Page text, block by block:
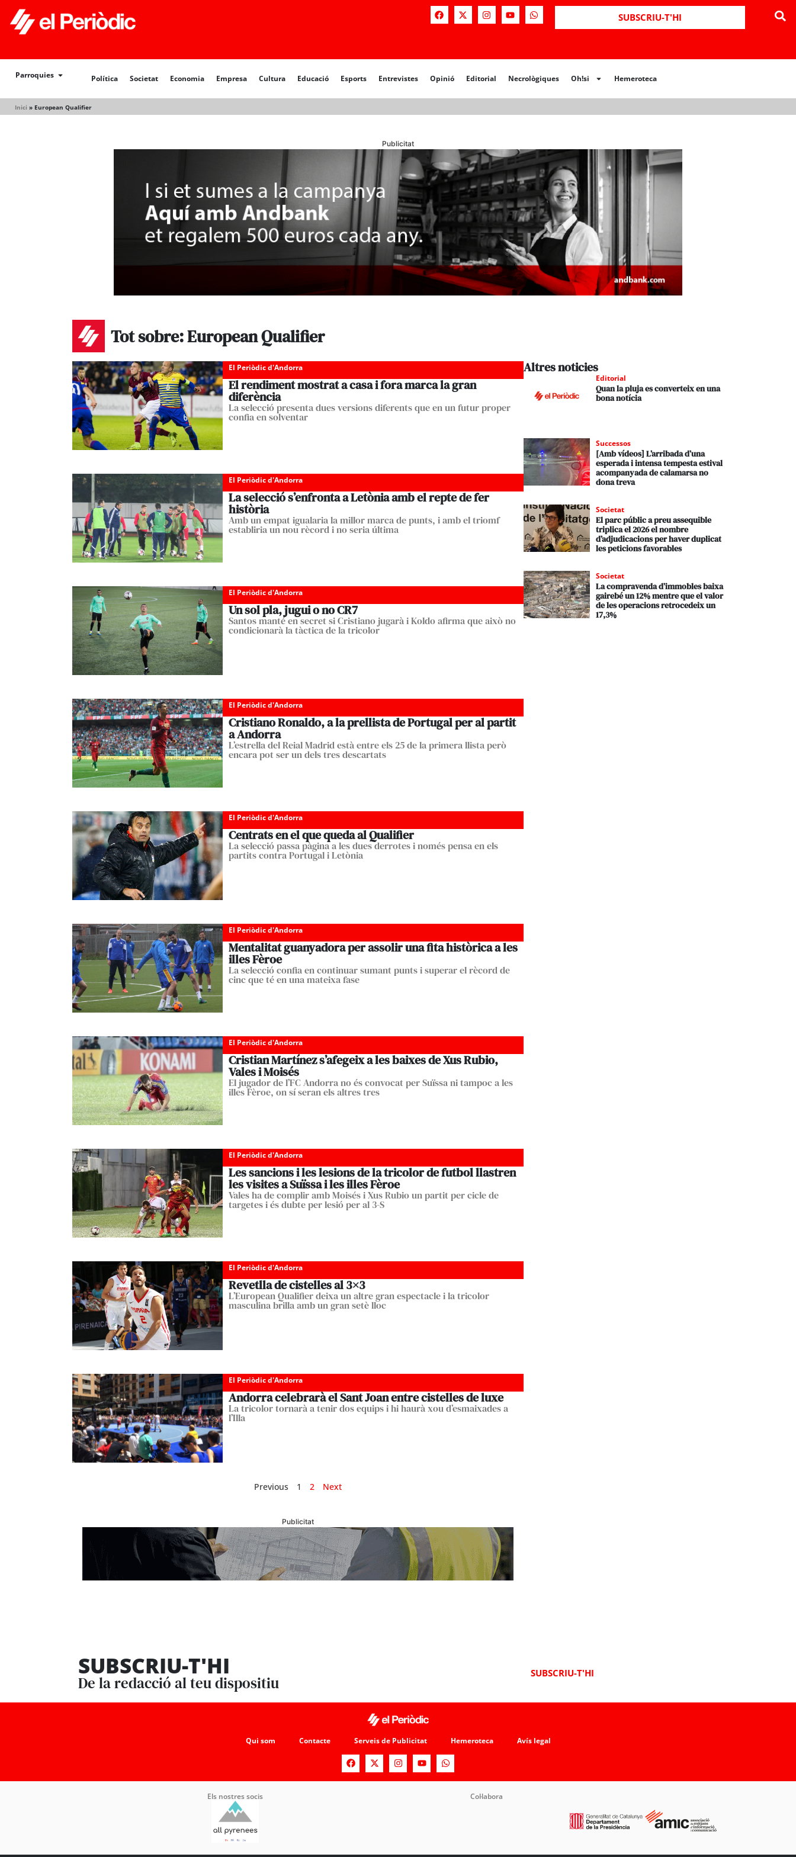
SUBSCRIU-T'HI
Parroquies Política Societat Economia Empresa Cultura Educació Esports Entrevistes Opinió Editorial Necrològiques Oh!si Hemeroteca
Inici » European Qualifier
Política Societat Opinió Editorial Necrològiques Hemeroteca
Publicitat
Tot sobre: European Qualifier
El Periòdic d'Andorra
El rendiment mostrat a casa i fora marca la gran
diferència
La selecció presenta dues versions diferents que en un futur proper
confia en solventar
El Periòdic d'Andorra
La selecció s’enfronta a Letònia amb el repte de fer
història
Amb un empat igualaria la millor marca de punts, i amb el triomf
establiria un nou rècord i no seria última
El Periòdic d'Andorra
Un sol pla, jugui o no CR7
Santos manté en secret si Cristiano jugarà i Koldo afirma que això no
condicionarà la tàctica de la tricolor
El Periòdic d'Andorra
Cristiano Ronaldo, a la prellista de Portugal per al partit
a Andorra
L’estrella del Reial Madrid està entre els 25 de la primera llista però
encara pot ser un dels tres descartats
El Periòdic d'Andorra
Centrats en el que queda al Qualifier
La selecció passa pàgina a les dues derrotes i només pensa en els
partits contra Portugal i Letònia
El Periòdic d'Andorra
Mentalitat guanyadora per assolir una fita històrica a les
illes Fèroe
La selecció confia en continuar sumant punts i superar el rècord de
cinc que té en una mateixa fase
El Periòdic d'Andorra
Cristian Martínez s’afegeix a les baixes de Xus Rubio,
Vales i Moisés
El jugador de l’FC Andorra no és convocat per Suïssa ni tampoc a les
illes Fèroe, on sí seran els altres tres
El Periòdic d'Andorra
Les sancions i les lesions de la tricolor de futbol llastren
les visites a Suïssa i les illes Fèroe
Vales ha de complir amb Moisés i Xus Rubio un partit per cicle de
targetes i és dubte per lesió per al 3-S
El Periòdic d'Andorra
Revetlla de cistelles al 3×3
L’European Qualifier deixa un altre gran espectacle i la tricolor
masculina brilla amb un gran setè lloc
El Periòdic d'Andorra
Andorra celebrarà el Sant Joan entre cistelles de luxe
La tricolor tornarà a tenir dos equips i hi haurà xou d’esmaixades a
l’Illa
Previous 1 2 Next
Publicitat
Altres noticies
Editorial
Quan la pluja es converteix en una
bona notícia
Successos
[Amb vídeos] L’arribada d’una
esperada i intensa tempesta estival
acompanyada de calamarsa no
dona treva
Societat
El parc públic a preu assequible
triplica el 2026 el nombre
d’adjudicacions per haver duplicat
les peticions favorables
Societat
La compravenda d’immobles baixa
gairebé un 12% mentre que el valor
de les operacions retrocedeix un
17,3%
SUBSCRIU-T'HI
De la redacció al teu dispositiu
SUBSCRIU-T'HI
Qui som Contacte Serveis de Publicitat Hemeroteca Avís legal
Els nostres socis Col·labora